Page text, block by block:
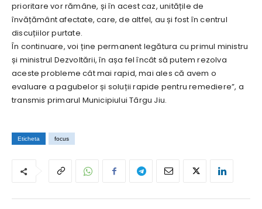
prioritare vor rămâne, și în acest caz, unitățile de
învățământ afectate, care, de altfel, au și fost în centrul
discuțiilor purtate.
În continuare, voi ține permanent legătura cu primul ministru
și ministrul Dezvoltării, în așa fel încât să putem rezolva
aceste probleme cât mai rapid, mai ales că avem o
evaluare a pagubelor și soluții rapide pentru remediere”, a
transmis primarul Municipiului Târgu Jiu.
Eticheta focus